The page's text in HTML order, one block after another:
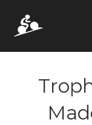
content